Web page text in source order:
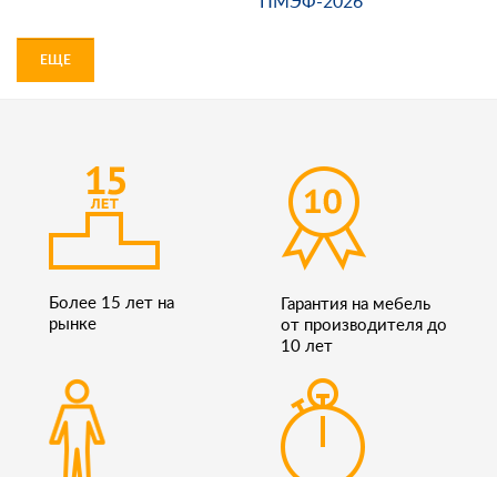
ЕЩЕ
Более 15 лет на
рынке
Гарантия на мебель
от производителя до
10 лет